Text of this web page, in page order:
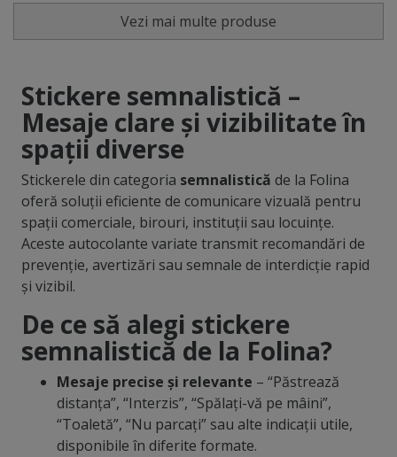
Vezi mai multe produse
Stickere semnalistică –
Mesaje clare și vizibilitate în
spații diverse
Stickerele din categoria semnalistică de la Folina
oferă soluții eficiente de comunicare vizuală pentru
spații comerciale, birouri, instituții sau locuințe.
Aceste autocolante variate transmit recomandări de
prevenție, avertizări sau semnale de interdicție rapid
și vizibil.
De ce să alegi stickere
semnalistică de la Folina?
Mesaje precise și relevante – “Păstrează
distanța”, “Interzis”, “Spălați-vă pe mâini”,
“Toaletă”, “Nu parcați” sau alte indicații utile,
disponibile în diferite formate.